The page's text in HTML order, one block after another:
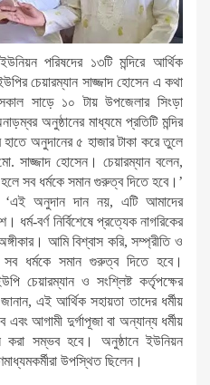
পরিষদের ১৩টি মন্দিরে আর্থিক
চেয়ারম্যান সাজ্জাদ হোসেন এ কথা
সাড়ে ১০ টায় উপজেলার সিংড়া
অনুষ্ঠানের মাধ্যমে প্রতিটি মন্দির
অনুদানের ৫ হাজার টাকা করে তুলে
সাজ্জাদ হোসেন। চেয়ারম্যান বলেন,
সব ধর্মকে সমান গুরুত্ব দিতে হবে।’
‘এই অনুদান দান নয়, এটি আমাদের
ধর্ম-বর্ণ নির্বিশেষে প্রত্যেক নাগরিকের
আমি বিশ্বাস করি, সম্প্রীতি ও
সব ধর্মকে সমান গুরুত্ব দিতে হবে।
চেয়ারম্যান ও সংশ্লিষ্ট কর্তৃপক্ষের
এই আর্থিক সহায়তা তাদের ধর্মীয়
এবং আগামী দুর্গাপূজা বা অন্যান্য ধর্মীয়
সম্ভব হবে। অনুষ্ঠানে ইউনিয়ন
উপস্থিত ছিলেন।